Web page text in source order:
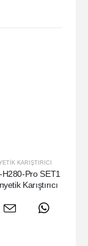
KARIŞTIRICI
Pro SET1
Karıştırıcı